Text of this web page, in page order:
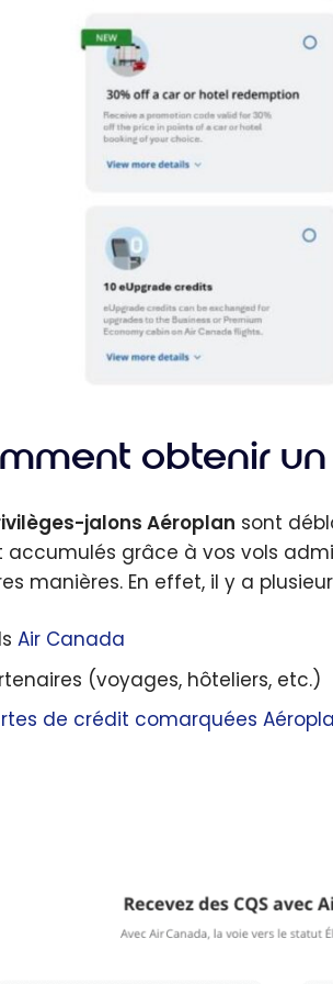
obtenir
jalons Aéroplan sont
accumulés grâce à vos vols
manières. En effet, il y a
Air Canada
(voyages, hôteliers, etc.)
de crédit comarquées